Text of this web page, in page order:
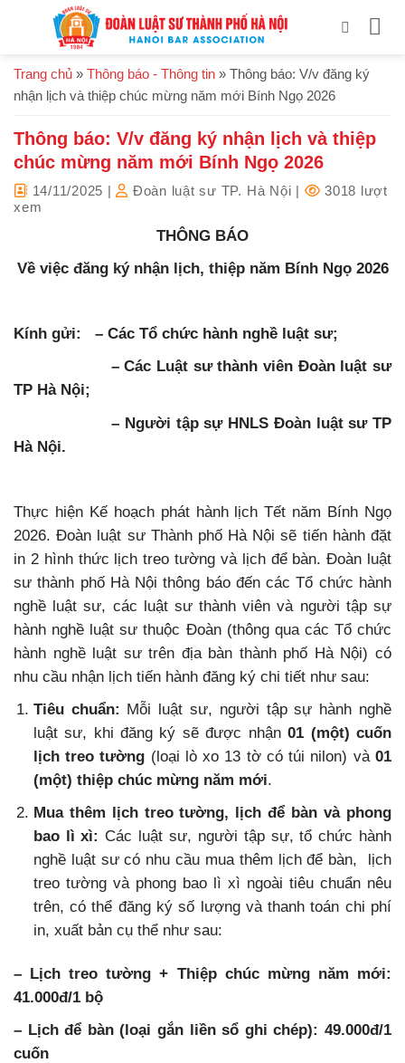
dungTrang chủ » Thông báo - Thông tin » Thông báo: V/v đăng ký
nhận lịch và thiệp chúc mừng năm mới Bính Ngọ 2026
Thông báo: V/v đăng ký nhận lịch và thiệp
chúc mừng năm mới Bính Ngọ 2026
14/11/2025 | Đoàn luật sư TP. Hà Nội |
3018 lượt
xem
THÔNG BÁO
Về việc đăng ký nhận lịch, thiệp năm Bính Ngọ 2026
Kính gửi: – Các Tổ chức hành nghề luật sư;
– Các Luật sư thành viên Đoàn luật sư
TP Hà Nội;
– Người tập sự HNLS Đoàn luật sư TP
Hà Nội.
Thực hiện Kế hoạch phát hành lịch Tết năm Bính Ngọ
2026. Đoàn luật sư Thành phố Hà Nội sẽ tiến hành đặt
in 2 hình thức lịch treo tường và lịch để bàn. Đoàn luật
sư thành phố Hà Nội thông báo đến các Tổ chức hành
nghề luật sư, các luật sư thành viên và người tập sự
hành nghề luật sư thuộc Đoàn (thông qua các Tổ chức
hành nghề luật sư trên địa bàn thành phố Hà Nội) có
nhu cầu nhận lịch tiến hành đăng ký chi tiết như sau:
Tiêu chuẩn: Mỗi luật sư, người tập sự hành nghề
luật sư, khi đăng ký sẽ được nhận01 (một) cuốn
lịch treo tường (loại lò xo 13 tờ có túi nilon) và01
(một) thiệp chúc mừng năm mới.
Mua thêm lịch treo tường, lịch để bàn và phong
bao lì xì: Các luật sư, người tập sự, tổ chức hành
nghề luật sư có nhu cầu mua thêm lịch để bàn, lịch
treo tường và phong bao lì xì ngoài tiêu chuẩn nêu
trên, có thể đăng ký số lượng và thanh toán chi phí
in, xuất bản cụ thể như sau:
– Lịch treo tường + Thiệp chúc mừng năm mới:
41.000đ/1 bộ
– Lịch để bàn (loại gắn liền sổ ghi chép): 49.000đ/1
cuốn